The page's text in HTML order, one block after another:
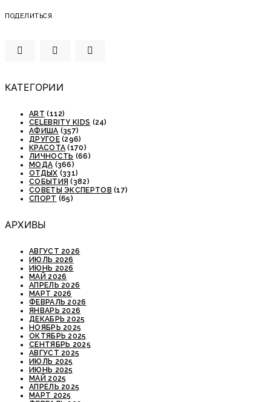
ПОДЕЛИТЬСЯ
КАТЕГОРИИ
ART (112)
CELEBRITY KIDS (24)
АФИША (357)
ДРУГОЕ(296)
КРАСОТА (170)
ЛИЧНОСТЬ (66)
МОДА (366)
ОТДЫХ (331)
СОБЫТИЯ (382)
СОВЕТЫ ЭКСПЕРТОВ (17)
СПОРТ (65)
АРХИВЫ
АВГУСТ 2026
ИЮЛЬ 2026
ИЮНЬ 2026
МАЙ 2026
АПРЕЛЬ 2026
МАРТ 2026
ФЕВРАЛЬ 2026
ЯНВАРЬ 2026
ДЕКАБРЬ 2025
НОЯБРЬ 2025
ОКТЯБРЬ 2025
СЕНТЯБРЬ 2025
АВГУСТ 2025
ИЮЛЬ 2025
ИЮНЬ 2025
МАЙ 2025
АПРЕЛЬ 2025
МАРТ 2025